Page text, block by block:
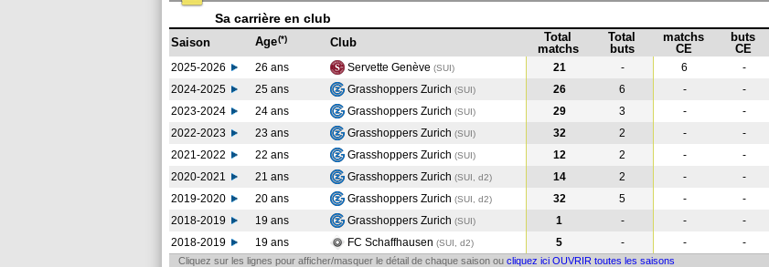
Sa carrière en club
Saison Age(*) Club
Total
matchs
Total
buts
matchs
CE
buts
CE
2025-2026 26 ans Servette Genève (SUI) 21 - 6
-
2024-2025
25 ans Grasshoppers Zurich (SUI) 26 6 -
-
2023-2024
24 ans Grasshoppers Zurich (SUI) 29 3 -
-
2022-2023
23 ans Grasshoppers Zurich (SUI) 32 2 -
-
2021-2022
22 ans Grasshoppers Zurich (SUI) 12 2 -
-
2020-2021
21 ans Grasshoppers Zurich (SUI, d2) 14 2 -
-
2019-2020
20 ans Grasshoppers Zurich (SUI, d2) 32 5 -
-
2018-2019
19 ans Grasshoppers Zurich (SUI) 1 - -
-
2018-2019
19 ans FC Schaffhausen (SUI, d2) 5 - - -
Cliquez sur les lignes pour afficher/masquer le détail de chaque saison ou cliquez ici OUVRIR toutes les saisons